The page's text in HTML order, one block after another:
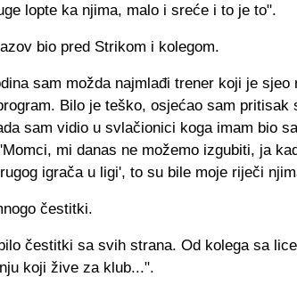
lopte ka njima, malo i sreće i to je to".
bio pred Strikom i kolegom.
sam možda najmlađi trener koji je
Bilo je teško, osjećao sam pritisak
sam vidio u svlačionici koga imam bio
mi danas ne možemo izgubiti, ja
igrača u ligi', to su bile moje riječi
čestitki.
čestitki sa svih strana. Od kolega sa
koji žive za klub...".